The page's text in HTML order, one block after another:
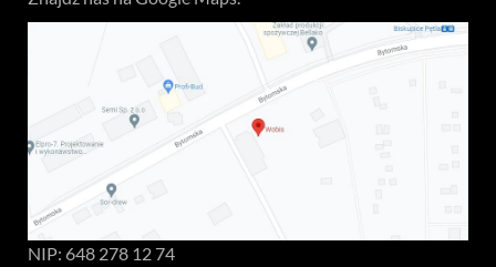
NIP: 648 278 12 74